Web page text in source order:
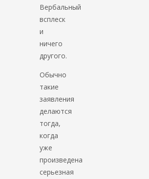
Вербальный
всплеск
и
ничего
другого.
Обычно
такие
заявления
делаются
тогда,
когда
уже
произведена
серьезная